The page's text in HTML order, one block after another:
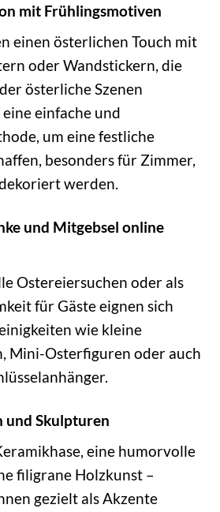
mit Frühlingsmotiven
einen österlichen Touch mit
oder Wandstickern, die
österliche Szenen
einfache und
um eine festliche
besonders für Zimmer,
werden.
und Mitgebsel online
Ostereiersuchen oder als
für Gäste eignen sich
wie kleine
Mini-Osterfiguren oder auch
und Skulpturen
eine humorvolle
filigrane Holzkunst –
gezielt als Akzente